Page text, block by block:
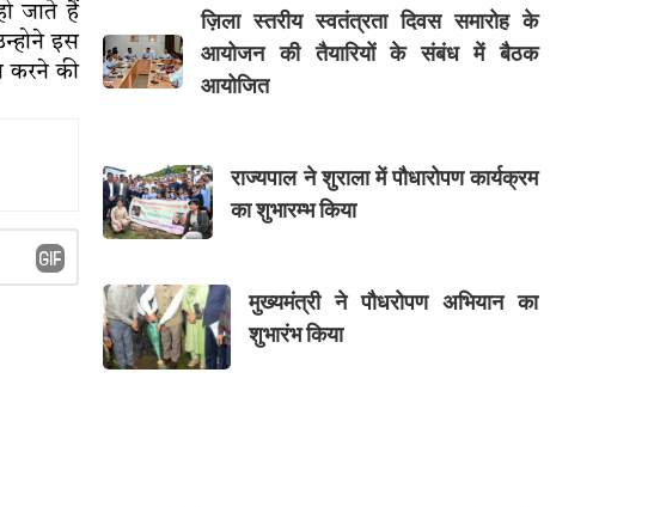
जाते हैं
इस
करने की
ज़िला स्तरीय स्वतंत्रता दिवस समारोह के
आयोजन की तैयारियों के संबंध में बैठक
आयोजित
राज्यपाल ने शुराला में पौधारोपण कार्यक्रम
का शुभारम्भ किया
मुख्यमंत्री ने पौधरोपण अभियान का
शुभारंभ किया